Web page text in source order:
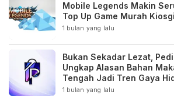
Mobile Legends Makin
Top Up Game Murah
1 bulan yang lalu
Bukan Sekadar Lezat,
Ungkap Alasan Bahan
Tengah Jadi Tren Gaya
1 bulan yang lalu